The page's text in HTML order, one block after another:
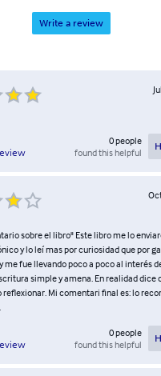
Write a review
0people
found this helpful
sobre el libro" Este libro me lo
y lo leí mas por curiosidad que por
me fue llevando poco a poco al interés
simple y amena. En realidad dice
reflexionar. Mi comentari final es: lo
0people
found this helpful